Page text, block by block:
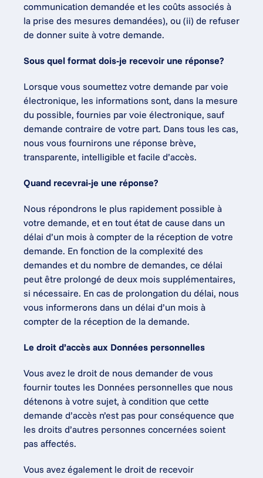
communication demandée et les coûts associés à
la prise des mesures demandées), ou (ii) de refuser
de donner suite à votre demande.
Sous quel format dois-je recevoir une réponse?
Lorsque vous soumettez votre demande par voie
électronique, les informations sont, dans la mesure
du possible, fournies par voie électronique, sauf
demande contraire de votre part. Dans tous les cas,
nous vous fournirons une réponse brève,
transparente, intelligible et facile d’accès.
Quand recevrai-je une réponse?
Nous répondrons le plus rapidement possible à
votre demande, et en tout état de cause dans un
délai d’un mois à compter de la réception de votre
demande. En fonction de la complexité des
demandes et du nombre de demandes, ce délai
peut être prolongé de deux mois supplémentaires,
si nécessaire. En cas de prolongation du délai, nous
vous informerons dans un délai d’un mois à
compter de la réception de la demande.
Le droit d’accès aux Données personnelles
Vous avez le droit de nous demander de vous
fournir toutes les Données personnelles que nous
détenons à votre sujet, à condition que cette
demande d’accès n’est pas pour conséquence que
les droits d’autres personnes concernées soient
pas affectés.
Vous avez également le droit de recevoir